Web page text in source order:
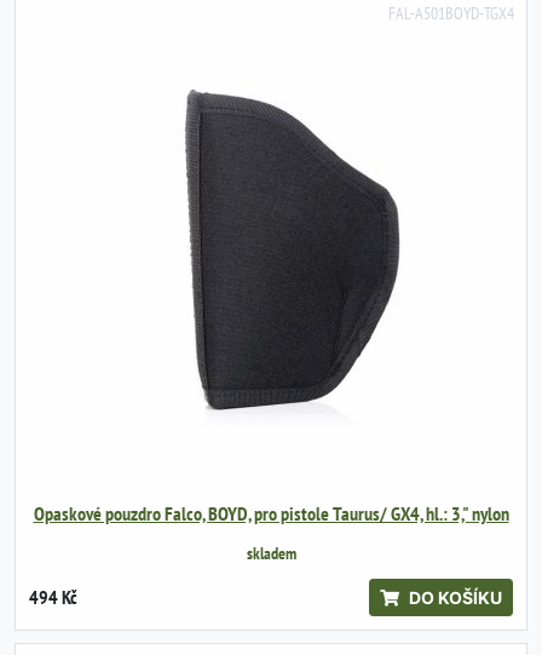
FAL-A501BOYD-TGX4
Opaskové pouzdro Falco, BOYD, pro pistole Taurus/ GX4, hl.: 3," nylon
skladem
494 Kč DO KOŠÍKU